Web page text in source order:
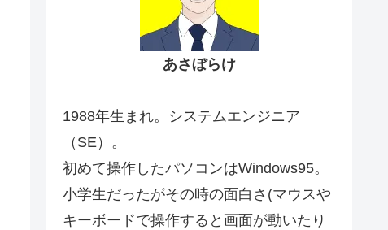
あさぼらけ
1988年生まれ。システムエンジニア
（SE）。
初めて操作したパソコンはWindows95。
小学生だったがその時の面白さ(マウスや
キーボードで操作すると画面が動いたり